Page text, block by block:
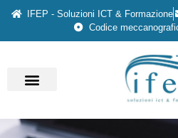
IFEP - Soluzioni ICT & Formazione
Codice